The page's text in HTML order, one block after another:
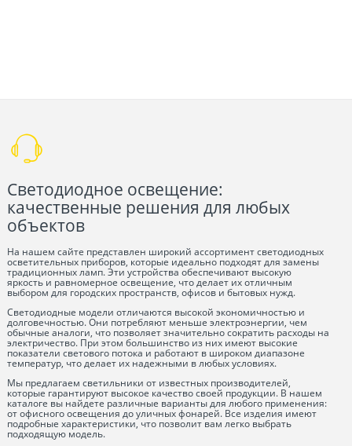
Светодиодное освещение:
качественные решения для любых
объектов
На нашем сайте представлен широкий ассортимент светодиодных
осветительных приборов, которые идеально подходят для замены
традиционных ламп. Эти устройства обеспечивают высокую
яркость и равномерное освещение, что делает их отличным
выбором для городских пространств, офисов и бытовых нужд.
Светодиодные модели отличаются высокой экономичностью и
долговечностью. Они потребляют меньше электроэнергии, чем
обычные аналоги, что позволяет значительно сократить расходы на
электричество. При этом большинство из них имеют высокие
показатели светового потока и работают в широком диапазоне
температур, что делает их надежными в любых условиях.
Мы предлагаем светильники от известных производителей,
которые гарантируют высокое качество своей продукции. В нашем
каталоге вы найдете различные варианты для любого применения:
от офисного освещения до уличных фонарей. Все изделия имеют
подробные характеристики, что позволит вам легко выбрать
подходящую модель.